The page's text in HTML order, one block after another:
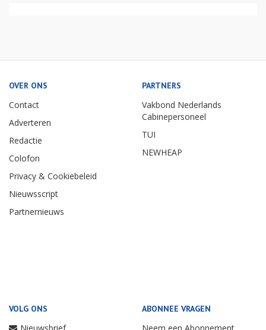
OVER ONS
Contact
Adverteren
Redactie
Colofon
Privacy & Cookiebeleid
Nieuwsscript
Partnernieuws
PARTNERS
Vakbond Nederlands
Cabinepersoneel
TUI
NEWHEAP
VOLG ONS ABONNEE VRAGEN